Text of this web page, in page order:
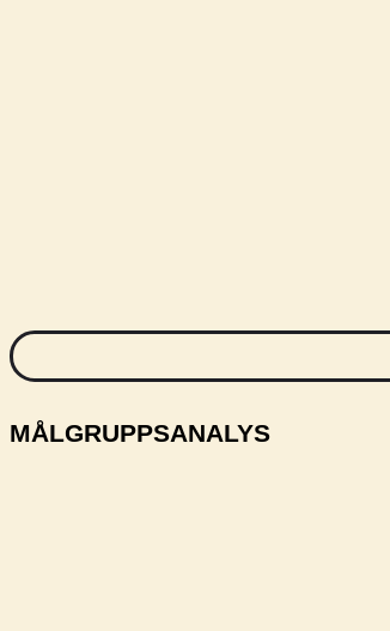
MÅLGRUPPSANALYS